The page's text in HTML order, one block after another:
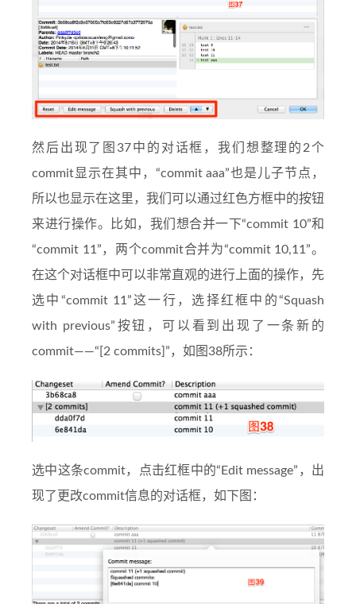
然后出现了图37中的对话框，我们想整理的2个
commit显示在其中，“commit aaa”也是儿子节点，
所以也显示在这里，我们可以通过红色方框中的按钮
来进行操作。比如，我们想合并一下“commit 10”和
“commit 11”，两个commit合并为“commit 10,11”。
在这个对话框中可以非常直观的进行上面的操作，先
选中“commit 11”这一行，选择红框中的“Squash
with previous”按钮，可以看到出现了一条新的
commit——“[2 commits]”，如图38所示：
选中这条commit，点击红框中的“Edit message”，出
现了更改commit信息的对话框，如下图：